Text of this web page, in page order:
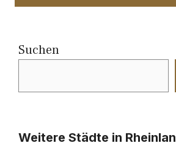
Suchen
Weitere Städte in